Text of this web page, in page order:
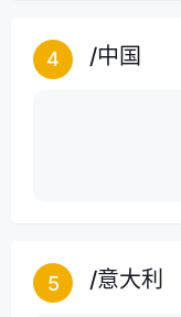
4 /中国
5 /意大利